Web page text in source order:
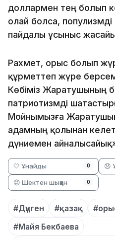
доллармен тең болып
олай болса,
пайдалы ұсыныс
Рахмет, орыс болып
құрметтеп жүре
Көбіміз Жаратушының
патриотизмді
Мойнымызға
адамның қолынан
дүниемен
🤍 Ұнайды 0 😞
😡 Шектен шыққан 0
#Дүңген #қазақ
#Майя Бекбаева